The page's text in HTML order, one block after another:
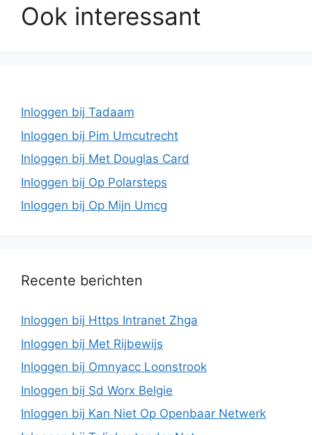
Ook interessant
Inloggen bij Tadaam
Inloggen bij Pim Umcutrecht
Inloggen bij Met Douglas Card
Inloggen bij Op Polarsteps
Inloggen bij Op Mijn Umcg
Recente berichten
Inloggen bij Https Intranet Zhga
Inloggen bij Met Rijbewijs
Inloggen bij Omnyacc Loonstrook
Inloggen bij Sd Worx Belgie
Inloggen bij Kan Niet Op Openbaar Netwerk